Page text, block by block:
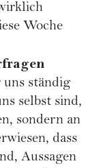
Woche
uns ständig
selbst sind,
sondern an
dass
Aussagen